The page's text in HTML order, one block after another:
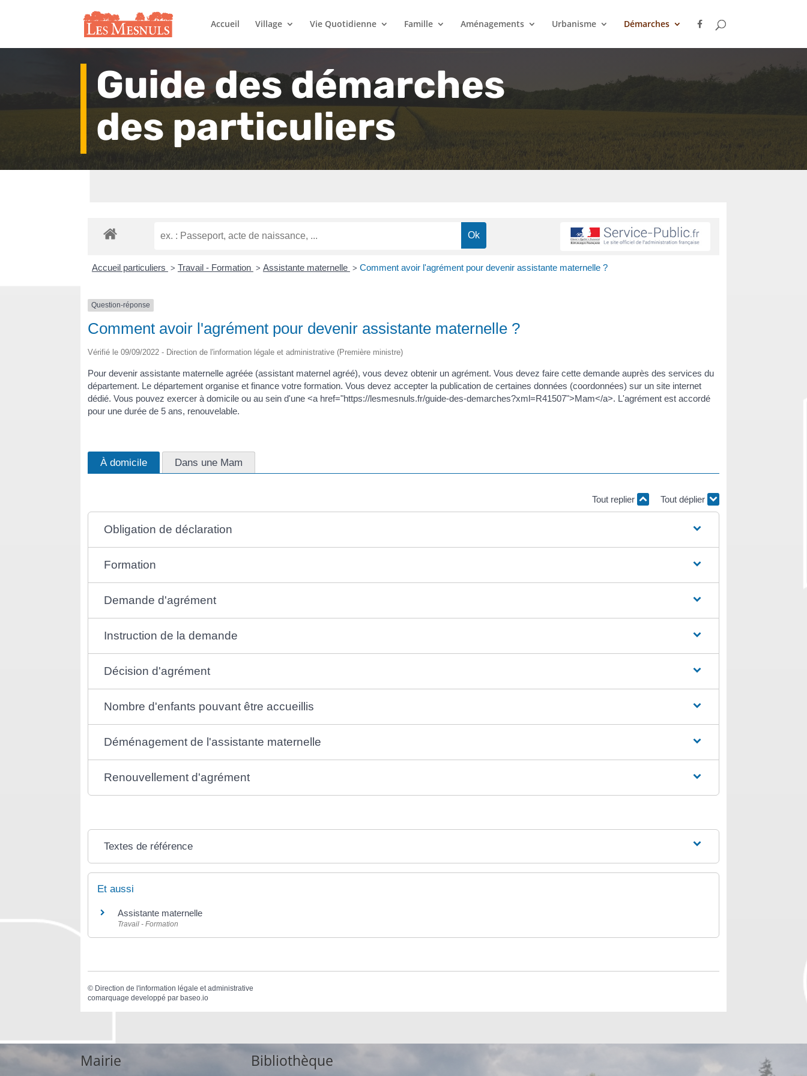
Accueil Village Vie Quotidienne Famille Aménagements Urbanisme Démarches
Guide des démarches
des particuliers
Accueil particuliers > Travail - Formation > Assistante maternelle > Comment avoir l'agrément pour devenir assistante maternelle ?
Question-réponse
Comment avoir l'agrément pour devenir assistante maternelle ?
Vérifié le 09/09/2022 - Direction de l'information légale et administrative (Première ministre)
Pour devenir assistante maternelle agréée (assistant maternel agréé), vous devez obtenir un agrément. Vous devez faire cette demande auprès des services du
département. Le département organise et finance votre formation. Vous devez accepter la publication de certaines données (coordonnées) sur un site internet
dédié. Vous pouvez exercer à domicile ou au sein d'une <a href="https://lesmesnuls.fr/guide-des-demarches?xml=R41507">Mam</a>. L'agrément est accordé
pour une durée de 5 ans, renouvelable.
À domicile Dans une Mam
Tout replier Tout déplier
Obligation de déclaration
Formation
Demande d'agrément
Instruction de la demande
Décision d'agrément
Nombre d'enfants pouvant être accueillis
Déménagement de l'assistante maternelle
Renouvellement d'agrément
Textes de référence
Et aussi
Assistante maternelle
Travail - Formation
© Direction de l'information légale et administrative
comarquage developpé par baseo.io
Mairie Bibliothèque